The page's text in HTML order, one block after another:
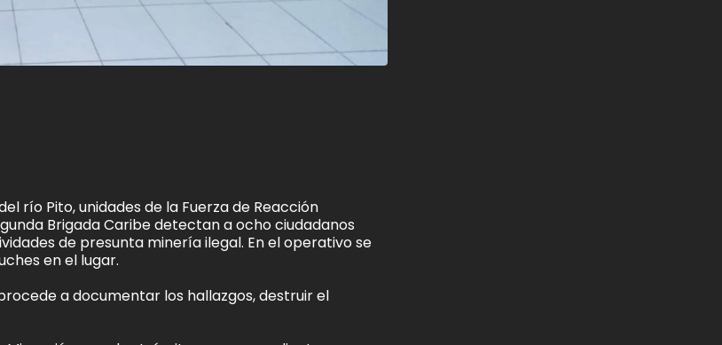
río Pito, unidades de la Fuerza de Reacción
Brigada Caribe detectan a ocho ciudadanos
de presunta minería ilegal. En el operativo se
en el lugar.
a documentar los hallazgos, destruir el